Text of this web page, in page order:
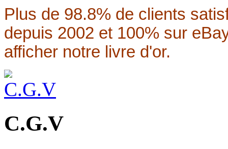
Plus de 98.8% de clients
depuis 2002 et 100% sur
afficher notre livre d'or.
C.G.V